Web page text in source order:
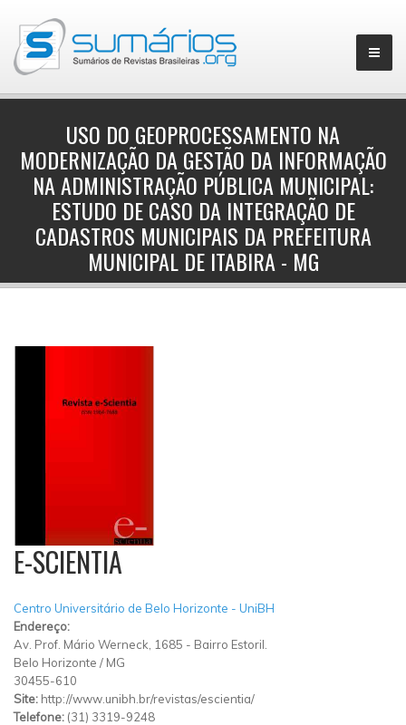
▼
USO DO GEOPROCESSAMENTO NA
MODERNIZAÇÃO DA GESTÃO DA INFORMAÇÃO
NA ADMINISTRAÇÃO PÚBLICA MUNICIPAL:
ESTUDO DE CASO DA INTEGRAÇÃO DE
CADASTROS MUNICIPAIS DA PREFEITURA
MUNICIPAL DE ITABIRA - MG
E-SCIENTIA
Centro Universitário de Belo Horizonte - UniBH
Endereço:
Av. Prof. Mário Werneck, 1685 - Bairro Estoril.
Belo Horizonte / MG
30455-610
Site: http://www.unibh.br/revistas/escientia/
Telefone: (31) 3319-9248